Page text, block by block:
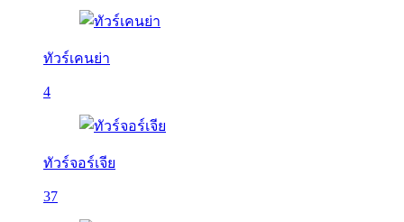
ทัวร์เคนย่า
4
ทัวร์จอร์เจีย
37